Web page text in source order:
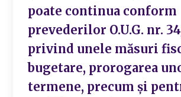
poate continua conform
prevederilor O.U.G. nr.
privind unele măsuri
bugetare, prorogarea
termene, precum și